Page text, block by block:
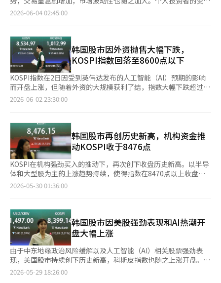
导体行业。Meta、亚马逊、微软等超大规模企业的巨额资本支出
（CAPEX）最终是为了购买半导体。对英伟达的GPU和博通的网
的“购买力”存在。 最终，投资者最关心的问题是AI驱动的半导体
超级周期是否可持续。如果如泡沫论者所言，超大规模企业面临生
存危机，巨额资本支出计划可能会被打乱，半导体购买需求可能会
下降。如果数百兆元的半导体购买需求减少，市场将受到重大冲
击。每当出现对AI泡沫的担忧时，美国和韩国的半导体企业股价都
会大幅下跌，这正是原因所在。 那么，半导体超级周期将持续到
何时？AI泡沫一旦破裂，半导体超级周期是否也会随之下滑？ 对此
度持续增长。最近，台积电的魏哲家董事长也表示：“要满足（AI
芯片相关的）客户需求需要很长时间。”未来几年，AI需求与半导
体供应之间的差距将持续存在。 对半导体周期的分析也支持这一
观点，认为与过去不同。过去PC时代的半导体周期大约为4~5年。
由于DRAM等半导体的主要需求来源于PC，因此这一时期的市场状
况受PC更换周期的影响。也就是说，企业IT投资→内存价格上涨
→供应增加→需求减少→供应过剩→衰退的循环。衰退期，半导体
企业的利润下降，投资受到抑制。三星能够成为DRAM的强者，正
智能手机时代的周期虽然比PC时代缩短，但仍然经历了大约3年的
周期性波动。随着智能手机普及和新形态产品的发布，半导体（内
存）的需求呈现出一定的增长和下降模式。 然而，进入AI时代后，
半导体周期显著变化。波动幅度逐渐降低，周期变得更加紧凑。未
来资产证券分析的数据显示，2010年左右的半导体周期为27个
月，而最近已缩短至12个月。这一变化是由于AI驱动的半导体需求
激增所推动的。除了以PC和智能手机等普通消费者需求为主的周
期外，超大规模企业的新需求也改变了周期本身。 更重要的是，AI
跌。 代信证券研究员李京敏表示：“前一日美国股市中，博通将
第三季度人工智能（AI）销售指导下调至160亿美元，低于预期的
跌。”※ 本报道经人工智能（AI）系统翻译与编辑。
汽车（-4.00%）、三星电机（-3.85%）、LG能源解决方案
（-1.66%）、三星生命（-6.74%）、三星物产（-12.34%）等均
也呈现疲软态势。同一时刻，KOSDAQ指数较前一交易日下跌
25.27点（2.41%），报1024.46点。该指数开盘时较前一交易日下
跌14.51点（1.38%），随后跌幅扩大。 在KOSDAQ市场上，个人
净买入288亿韩元，但外资和机构分别净卖出272亿韩元和18亿韩
元。 市值前列的股票也普遍下跌。EcoProBM（-4.00%）、
Alteogen（-0.43%）、EcoPro（-3.96%）、Rainbow
Robotics（-4.62%）、Jusung Engineering（-10.53%）、
Kolon TissueGene（-0.18%）、Rino Industrial（-2.71%）、
同时，市场分析认为，NVIDIA首席执行官黄仁勋的访韩行程及与
国内企业的合作讨论可能对相关股票产生影响。 未来资产证券研
究员徐相英表示：“尽管美元/韩元汇率的压力和外资持续抛售仍
然是负担，但黄CEO的访韩及与主要企业的合作期待可能会集中吸
引投资，因此市场整体将更关注个别股票的表现，而非指数的变
化。”※ 本报道经人工智能（AI）系统翻译与编辑。
次评级上调的原因在于主力业务的稳健增长带来了债务减少和财务
结构改善，并预计LG电子将在未来两年内通过提升高端家电竞争
能（AI）系统翻译与编辑。
大量涌入，推动股市上涨，但由于启动了侧车和熔断器等波动性缓
份的日均交易量（43万亿韩元）几乎翻了一番。 以个人投资者为
主的买盘推动了交易量的增加和股市的上涨。在外资连续18个交易
日净卖出（总计60万亿韩元）的情况下，个人投资者则净买入约
47万亿韩元，支撑了指数。 证券界认为，股市的急剧上涨引发
了“FOMO”（投资者错失感）心理，刺激了个人资金的流入。然
而，交易量的增加伴随着波动性的迅速扩大，这引发了市场的担
忧。最近，KOSPI指数在交易中出现了数百点的剧烈波动，本月平
均交易高点和低点的差距达到了409点，显著高于上个月的306点
数也急剧增加。今年以来，KOSPI市场共启动了20次侧车，首次出
现连续6个月启动侧车的情况。这一数字与2008年全球金融危机期
间的年记录（26次）仅相差6次。 市场整体交易暂停的熔断器也启
动了两次。这是自2020年新冠疫情以来，熔断器一个月内第二次
启动。 为了缓解个别股票的剧烈波动，波动性缓解装置（VI）的启
动也呈上升趋势。被称为韩国恐慌指数的KOSPI200波动性指数
（VKOSPI）也维持在高位。VKOSPI在6月2日交易中一度上涨至
75.42，并连续3个交易日保持在75以上。如果波动性进一步扩
为，近期波动性的扩大并不一定是下跌信号。现代汽车证券研究员
赵昌敏表示：“今年VKOSPI的平均水平超过50点，创下历史最高
水平，但与过去不同的是，指数上涨和波动性扩大同时出现。”他
解释道：“通常在牛市中，波动性会降低，但目前是流动性和投资
者情绪主导的异常市场。” 他进一步指出：“当前市场更接近于
波动性大的趋势，而非危机阶段。尽管在股价上涨过程中波动性扩
大，但市盈率仍为7.77倍，处于历史低点，仅通过估值的平均回
归，KOSPI达到1万点是可能的。”※ 本报道经人工智能（AI）系
2026-06-04 02:45:00
韩国股市因外资抛售大幅下跌，
KOSPI指数回落至8600点以下
KOSPI指数在2日因受到英伟达发布的人工智能（AI）预期的影响
而开盘上涨，但随着外资的大规模获利了结，指数大幅下跌超过
2%。早盘接近8900点的指数在下午回落至8600点，波动性加大。
一交易日上涨94.81点（1.08%），报8883.19点，随后在开盘后短
暂上涨至8933.62点，表现强劲。这一走势受到美国纽约股市三大
指数齐创新高以及英伟达宣布进军PC市场的影响。 然而，早盘波
动性较大。KOSPI在上午9时9分时较前一交易日下跌284.90点
（3.24%），跌至8503.48点，虽然随后有所回升，但下午再次扩
大跌幅。 此时，证券市场上，个人和机构分别净买入7兆5788亿韩
元和1466亿韩元。相反，外资则净卖出7兆4322亿韩元，主导了指
数的下跌。 市值前列的股票表现各异。SK海力士（-2.88%）、现
（-2.75%）等股票下跌。相对而言，三星电子（1.07%）、SK广
场（2.15%）、三星生命（5.61%）、三星物产（1.10%）等股票
则上涨。 近期市场主导的半导体和AI相关大型股出现获利了结，导
致行业间的差异化加剧。 KOSDAQ指数同样表现疲软。此时
KOSDAQ指数较前一交易日下跌29.28点（2.79%），报1020.75
点。 在KOSDAQ市场上，外资和机构分别净买入2508亿韩元和
1307亿韩元，但个人净卖出3769亿韩元，导致指数下跌。 在市值
前列的股票中，科隆生物（13.66%）、珠成工程（4.58%）等表
2026-06-02 23:30:00
韩国股市再创历史新高，机构资金推
动KOSPI收于8476点
KOSPI在机构强劲买入的推动下，再次创下收盘历史新高。以半导
体和大型股为主的上涨趋势持续，使得指数在8470点以上收盘。
根据29日韩国交易所的数据，KOSPI当天收盘上涨290.86点
趋势。盘中一度突破前最高点8457.09，继续保持强势，达到历史
最高水平。 从资金流向来看，个人和外国投资者分别净卖出1兆
4014亿韩元和1兆687亿韩元，但机构净买入2兆3661亿韩元，主
导了指数的上涨。 代信证券研究员李京敏表示：“KOSPI在既有主
导股上涨趋势的基础上，因黄仁勋首席执行官访韩的消息引发了市
场期待，表现强劲。”他分析称：“尽管外国和个人投资者净卖
出，但机构和金融投资者的净买入扩大，形成了对指数的上行压
力。” 在证券市场中，市值较大的股票大多表现强劲。三星电子
2026-05-30 01:36:00
韩国股市因美股强劲表现和AI热潮开
盘大幅上涨
由于中东地缘政治风险缓解以及人工智能（AI）相关股票强劲表
现，美国股市持续创下历史新高，科斯皮指数也随之上涨开盘。
根据韩国交易所的数据，截至上午9时7分，科斯皮指数较前一交易
2026-05-29 18:26:00